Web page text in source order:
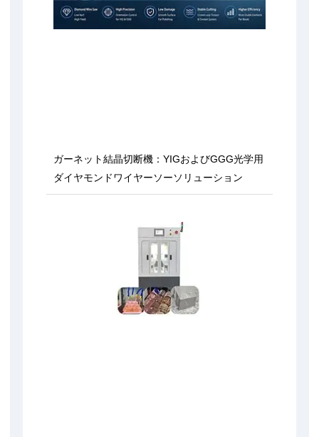
ガーネット結晶切断機：YIGおよびGGG光学用
ダイヤモンドワイヤーソーソリューション